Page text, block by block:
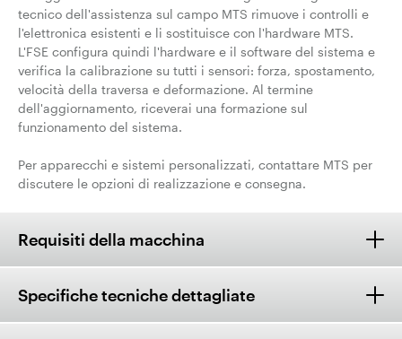
tecnico dell'assistenza sul campo MTS rimuove i controlli e
l'elettronica esistenti e li sostituisce con l'hardware MTS.
L'FSE configura quindi l'hardware e il software del sistema e
verifica la calibrazione su tutti i sensori: forza, spostamento,
velocità della traversa e deformazione. Al termine
dell'aggiornamento, riceverai una formazione sul
funzionamento del sistema.
Per apparecchi e sistemi personalizzati, contattare MTS per
discutere le opzioni di realizzazione e consegna.
Requisiti della macchina
Specifiche tecniche dettagliate